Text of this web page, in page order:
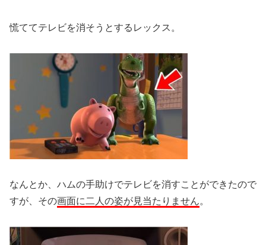
慌ててテレビを消そうとするレックス。
なんとか、ハムの手助けでテレビを消すことができたので
すが、その画面に二人の姿が見当たりません。